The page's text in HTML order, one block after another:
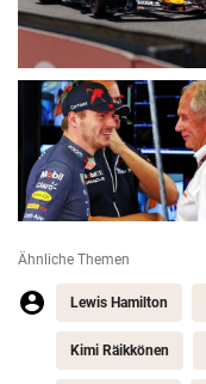
Ähnliche Themen
Lewis Hamilton
Kimi Räikkönen